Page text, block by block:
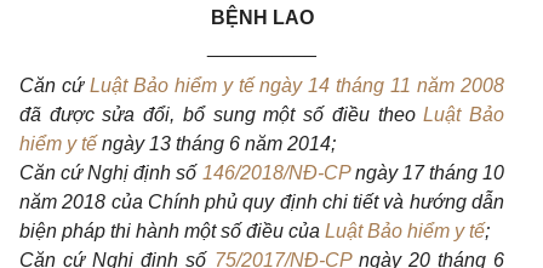
BỆNH LAO
Căn cứ Luật Bảo hiểm y tế ngày 14 tháng 11 năm 2008
đã được sửa đổi, bổ sung một số điều theoLuật Bảo
hiểm y tế ngày 13 tháng 6 năm 2014;
Căn cứ Nghị định số 146/2018/NĐ-CPngày 17 tháng 10
năm 2018 của Chính phủ quy định chi tiết và hướng dẫn
biện pháp thi hành một số điều của Luật Bảo hiểm y tế;
Căn cứ Nghị định số 75/2017/NĐ-CPngày 20 tháng 6